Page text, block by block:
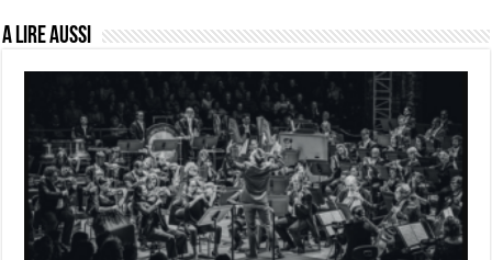
A lire aussi